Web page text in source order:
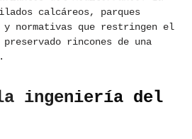
calcáreos, parques
normativas que restringen el
preservado rincones de una
ingeniería del